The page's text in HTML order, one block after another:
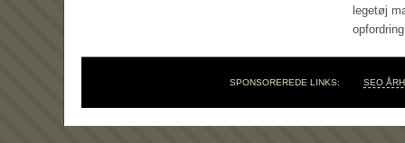
legetøj
SPONSOREREDE LINKS: SEO